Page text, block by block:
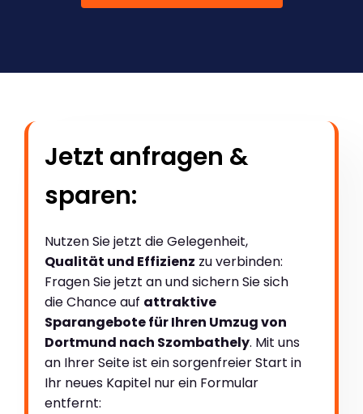
Jetzt anfragen &
sparen:
Nutzen Sie jetzt die Gelegenheit,
Qualität und Effizienz zu verbinden:
Fragen Sie jetzt an und sichern Sie sich
die Chance auf attraktive
Sparangebote für Ihren Umzug von
Dortmund nach Szombathely. Mit uns
an Ihrer Seite ist ein sorgenfreier Start in
Ihr neues Kapitel nur ein Formular
entfernt: